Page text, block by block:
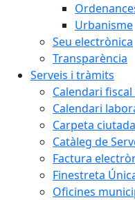
Urbanisme
Seu electrònica
Transparència
Serveis i tràmits
Calendari
Calendari
Carpeta
Catàleg de
Factura
Finestreta
Oficines